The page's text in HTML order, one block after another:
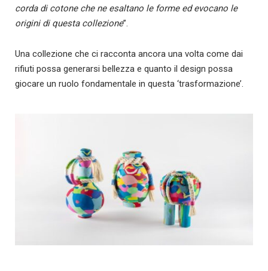
corda di cotone che ne esaltano le forme ed evocano le
origini di questa collezione”.
Una collezione che ci racconta ancora una volta come dai
rifiuti possa generarsi bellezza e quanto il design possa
giocare un ruolo fondamentale in questa ‘trasformazione’.